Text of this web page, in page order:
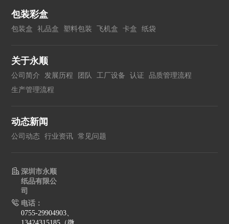
包装彩盒
包装盒 礼品盒 塑料包装 飞机盒 卡盒 纸袋
关于永顺
公司简介 发展历程 团队 工厂设备 认证
品质管理流程
生产管理流程
动态新闻
公司动态 行业资讯 常见问题
深圳市永顺
纸品有限公
司
电话：
0755-29904903、
13424315185（微